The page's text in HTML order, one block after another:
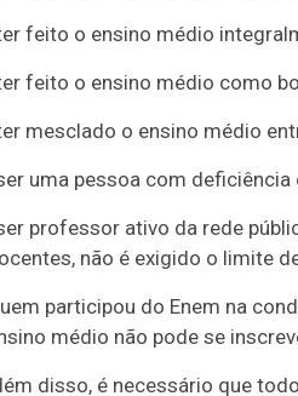
feito o ensino médio
feito o ensino médio como
mesclado o ensino médio
uma pessoa com
professor ativo da rede
não é exigido o limite
participou do Enem na
médio não pode se
disso, é necessário que